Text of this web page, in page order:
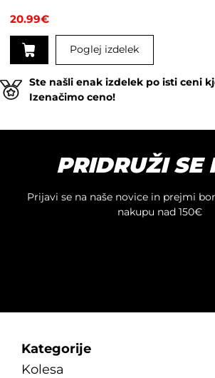
20.99€
Poglej izdelek
Ste našli enak izdelek po isti ceni
Izenačimo ceno!
PRIDRUŽI SE
Prijavi se na naše novice in prejmi
nakupu nad 150€
Kategorije
Kolesa